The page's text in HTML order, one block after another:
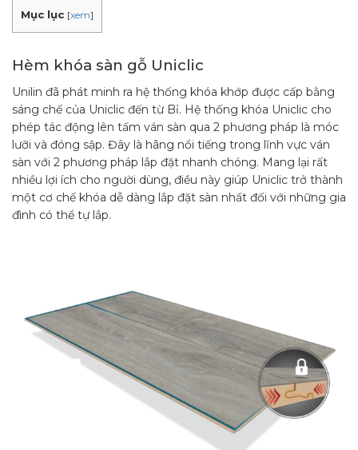
Mục lục [xem]
Hèm khóa sàn gỗ Uniclic
Unilin đã phát minh ra hệ thống khóa khớp được cấp bằng
sáng chế của Uniclic đến từ Bỉ. Hệ thống khóa Uniclic cho
phép tác động lên tấm ván sàn qua 2 phương pháp là móc
lưỡi và đóng sập. Đây là hãng nổi tiếng trong lĩnh vực ván
sàn với 2 phương pháp lắp đặt nhanh chóng. Mang lại rất
nhiều lợi ích cho người dùng, điều này giúp Uniclic trở thành
một cơ chế khóa dễ dàng lắp đặt sàn nhất đối với những gia
đình có thể tự lắp.